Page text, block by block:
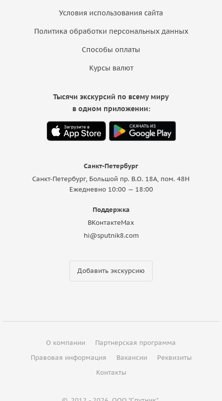
Условия использования сайта
Политика обработки персональных данных
Способы оплаты
Курсы валют
Санкт-Петербург
Санкт-Петербург, Большой пр. В.О. 18A, пом. 48Н
Ежедневно 10:00 — 18:00
Поддержка
ВКонтактеMax
hi@sputnik8.com
Добавить экскурсию
Тысячи экскурсий по всему миру
в одном приложении:
О компании
Партнерская программа
Правовая информация
Вакансии
Реквизиты
Контакты